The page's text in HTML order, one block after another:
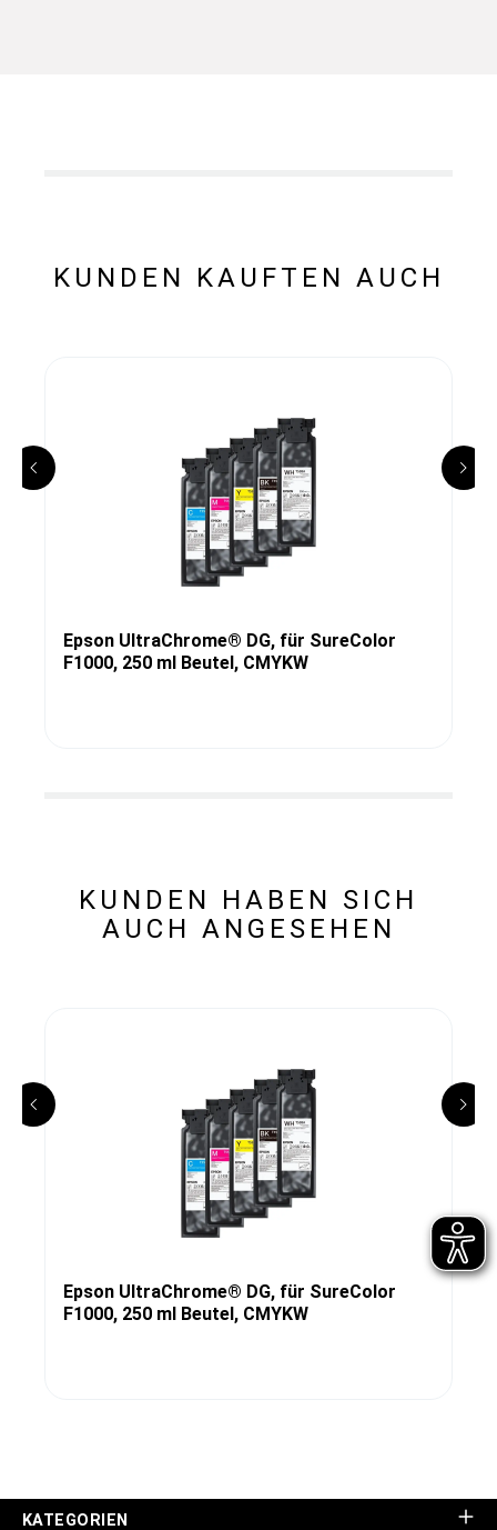
KUNDEN KAUFTEN AUCH
Epson UltraChrome® DG, für SureColor
F1000, 250 ml Beutel, CMYKW
KUNDEN HABEN SICH
AUCH ANGESEHEN
Epson UltraChrome® DG, für SureColor
F1000, 250 ml Beutel, CMYKW
KATEGORIEN